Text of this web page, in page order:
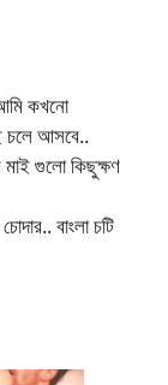
কখনো
চলে আসবে..
গুলো কিছুক্ষণ
বাংলা চটি